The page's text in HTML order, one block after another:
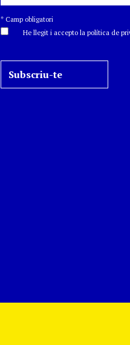
* Camp obligatori
He llegit i accepto la política de